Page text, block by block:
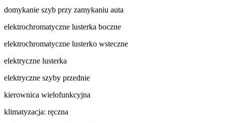
domykanie szyb przy zamykaniu auta
elektrochromatyczne lusterka boczne
elektrochromatyczne lusterko wsteczne
elektryczne lusterka
elektryczne szyby przednie
kierownica wielofunkcyjna
klimatyzacja: ręczna